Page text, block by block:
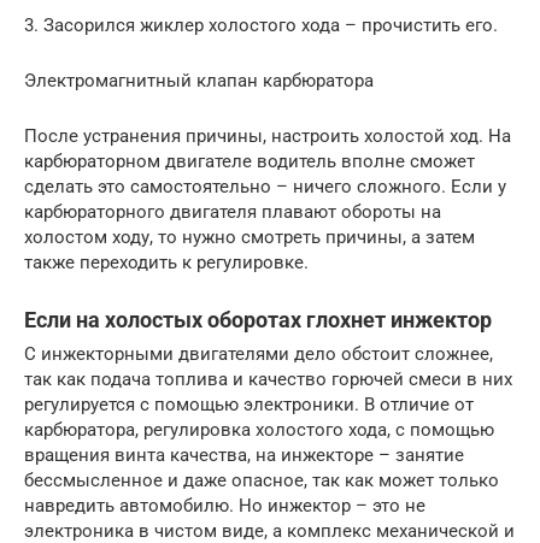
3. Засорился жиклер холостого хода – прочистить его.
Электромагнитный клапан карбюратора
После устранения причины, настроить холостой ход. На
карбюраторном двигателе водитель вполне сможет
сделать это самостоятельно – ничего сложного. Если у
карбюраторного двигателя плавают обороты на
холостом ходу, то нужно смотреть причины, а затем
также переходить к регулировке.
Если на холостых оборотах глохнет инжектор
С инжекторными двигателями дело обстоит сложнее,
так как подача топлива и качество горючей смеси в них
регулируется с помощью электроники. В отличие от
карбюратора, регулировка холостого хода, с помощью
вращения винта качества, на инжекторе – занятие
бессмысленное и даже опасное, так как может только
навредить автомобилю. Но инжектор – это не
электроника в чистом виде, а комплекс механической и